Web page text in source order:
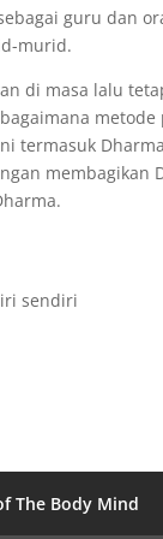
guru dan
murid.
di masa lalu
termasuk
membagikan
sendiri
The Body Mind